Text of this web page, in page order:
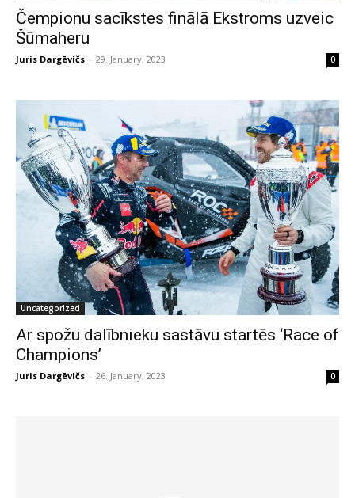
Čempionu sacīkstes finālā Ekstroms uzveic
Šūmaheru
Juris Dargēvičs - 29. January, 2023 0
Uncategorized
Ar spožu dalībnieku sastāvu startēs ‘Race of
Champions’
Juris Dargēvičs - 26. January, 2023 0